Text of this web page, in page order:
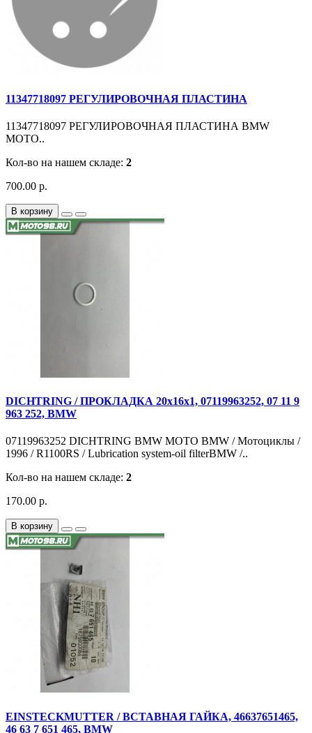
11347718097 РЕГУЛИРОВОЧНАЯ ПЛАСТИНА
11347718097 РЕГУЛИРОВОЧНАЯ ПЛАСТИНА BMW
MOTO..
Кол-во на нашем складе: 2
700.00 р.
В корзину
DICHTRING / ПРОКЛАДКА 20x16x1, 07119963252, 07 11 9
963 252, BMW
07119963252 DICHTRING BMW MOTO BMW / Мотоциклы /
1996 / R1100RS / Lubrication system-oil filterBMW /..
Кол-во на нашем складе: 2
170.00 р.
В корзину
EINSTECKMUTTER / ВСТАВНАЯ ГАЙКА, 46637651465,
46 63 7 651 465, BMW